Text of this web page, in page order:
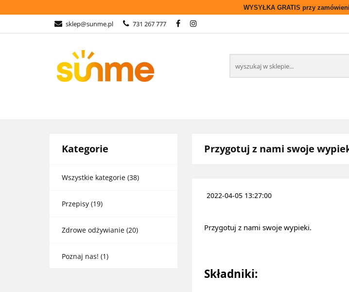
WYSYŁKA GRATIS przy
sklep@sunme.pl 731 267 777
KATEGORIE GASTRONOMIA NOWOŚCI
Kategorie
Wszystkie kategorie (38)
Przepisy (19)
Zdrowe odżywianie (20)
Poznaj nas! (1)
Przygotuj z nami swoje
2022-04-05 13:27:00
Przygotuj z nami swoje wypieki.
Składniki: